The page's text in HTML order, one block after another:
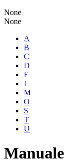
None
None
A
B
C
D
E
I
M
O
S
T
U
Manuale